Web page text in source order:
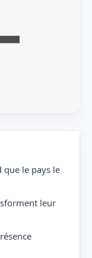
que le pays le
leur